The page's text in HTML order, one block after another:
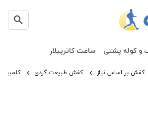
و کوله پشتی ساعت کاترپیلار
کفش بر اساس نیاز کفش طبیعت گردی کلمبیا